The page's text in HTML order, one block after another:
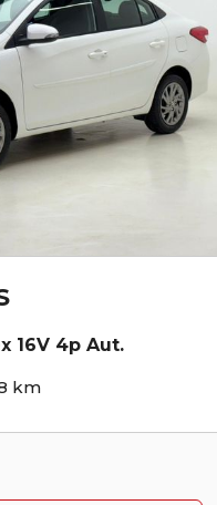
16V 4p Aut.
km